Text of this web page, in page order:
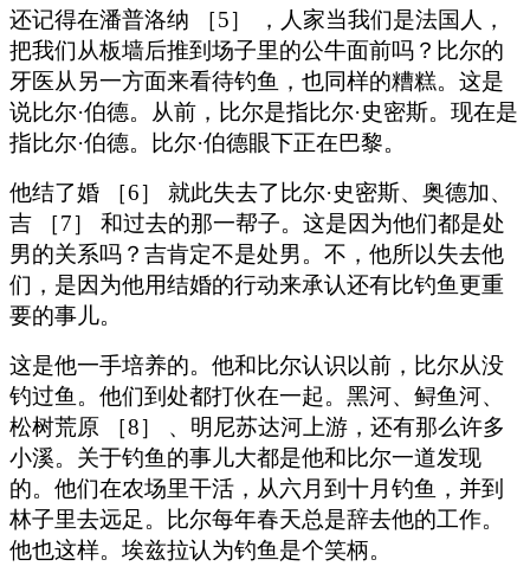
还记得在潘普洛纳 ［5］ ，人家当我们是法国人，
把我们从板墙后推到场子里的公牛面前吗？比尔的
牙医从另一方面来看待钓鱼，也同样的糟糕。这是
说比尔·伯德。从前，比尔是指比尔·史密斯。现在是
指比尔·伯德。比尔·伯德眼下正在巴黎。
他结了婚 ［6］ 就此失去了比尔·史密斯、奥德加、
吉 ［7］ 和过去的那一帮子。这是因为他们都是处
男的关系吗？吉肯定不是处男。不，他所以失去他
们，是因为他用结婚的行动来承认还有比钓鱼更重
要的事儿。
这是他一手培养的。他和比尔认识以前，比尔从没
钓过鱼。他们到处都打伙在一起。黑河、鲟鱼河、
松树荒原 ［8］ 、明尼苏达河上游，还有那么许多
小溪。关于钓鱼的事儿大都是他和比尔一道发现
的。他们在农场里干活，从六月到十月钓鱼，并到
林子里去远足。比尔每年春天总是辞去他的工作。
他也这样。埃兹拉认为钓鱼是个笑柄。